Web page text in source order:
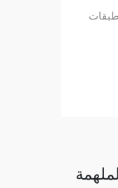
فاين ورق تواليت ديلوكس 3 طبقات